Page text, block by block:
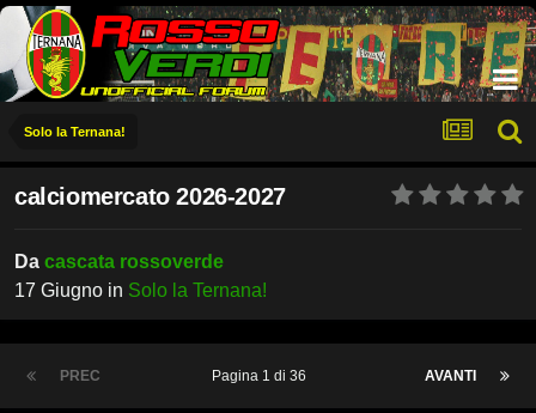
Solo la Ternana!
calciomercato 2026-2027
Da cascata rossoverde
17 Giugno in Solo la Ternana!
PREC AVANTI
Pagina 1 di 36